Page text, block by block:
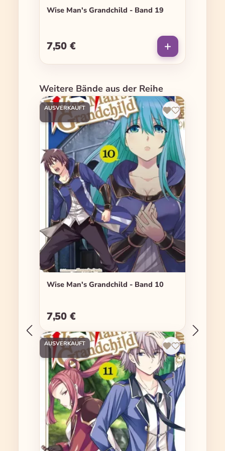
Wise Man's Grandchild - Band 19
Regulärer Preis:
7,50 €
Produktgalerie überspringen
Weitere Bände aus der Reihe
AUSVERKAUFT
Wise Man's Grandchild - Band 10
Regulärer Preis:
7,50 €
AUSVERKAUFT